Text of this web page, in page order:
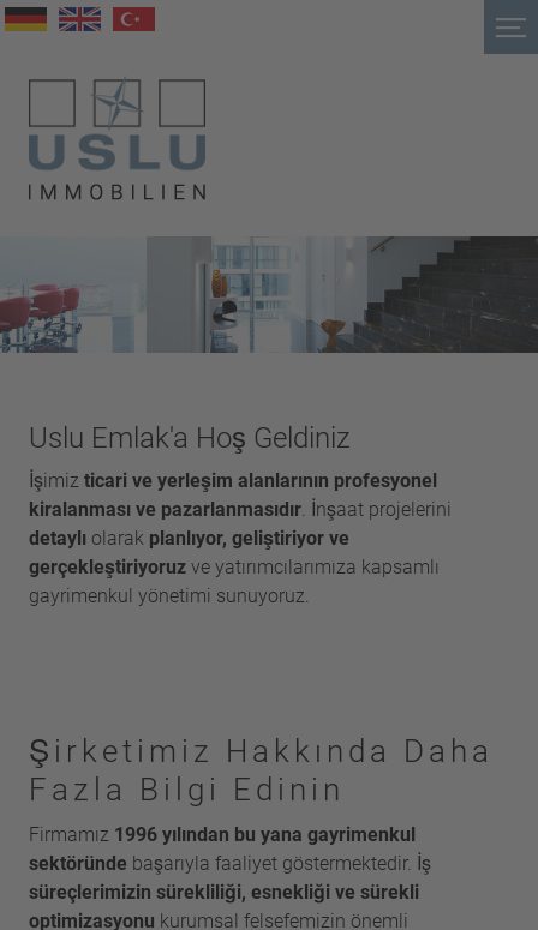
Uslu Emlak'a Hoş Geldiniz
İşimiz ticari ve yerleşim alanlarının profesyonel
kiralanması ve pazarlanmasıdır. İnşaat projelerini
detaylıolarak planlıyor, geliştiriyor ve
gerçekleştiriyoruzve yatırımcılarımıza kapsamlı
gayrimenkul yönetimi sunuyoruz.
Şirketimiz Hakkında Daha
Fazla Bilgi Edinin
Firmamız 1996 yılından bu yana gayrimenkul
sektöründe başarıyla faaliyet göstermektedir. İş
süreçlerimizin sürekliliği, esnekliği ve sürekli
optimizasyonu kurumsal felsefemizin önemli